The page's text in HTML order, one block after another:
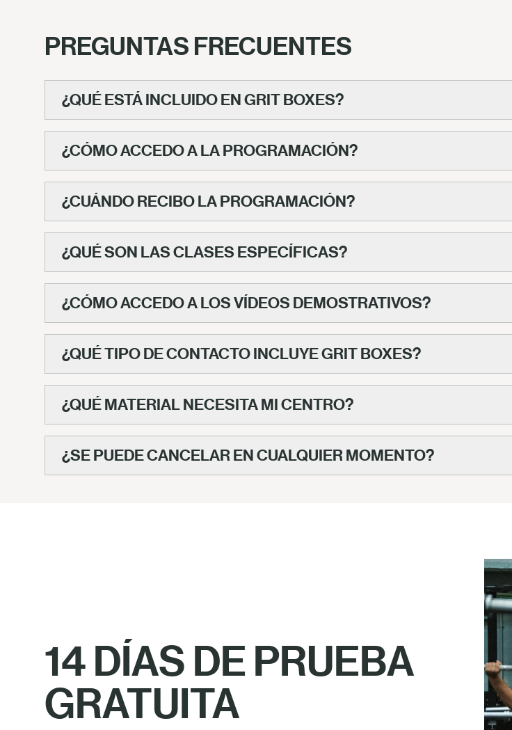
PREGUNTAS FRECUENTES
¿QUÉ ESTÁ INCLUIDO EN GRIT BOXES?
¿CÓMO ACCEDO A LA PROGRAMACIÓN?
¿CUÁNDO RECIBO LA PROGRAMACIÓN?
¿QUÉ SON LAS CLASES ESPECÍFICAS?
¿CÓMO ACCEDO A LOS VÍDEOS DEMOSTRATIVOS?
¿QUÉ TIPO DE CONTACTO INCLUYE GRIT BOXES?
¿QUÉ MATERIAL NECESITA MI CENTRO?
¿SE PUEDE CANCELAR EN CUALQUIER MOMENTO?
14 DÍAS DE PRUEBA
GRATUITA